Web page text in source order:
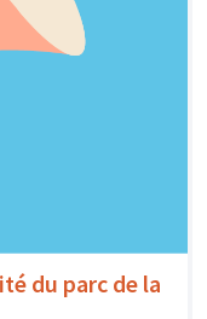
du parc de la